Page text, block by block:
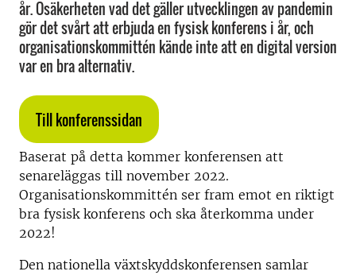
år. Osäkerheten vad det gäller utvecklingen av pandemin
gör det svårt att erbjuda en fysisk konferens i år, och
organisationskommittén kände inte att en digital version
var en bra alternativ.
Till konferenssidan
Baserat på detta kommer konferensen att
senareläggas till november 2022.
Organisationskommittén ser fram emot en riktigt
bra fysisk konferens och ska återkomma under
2022!
Den nationella växtskyddskonferensen samlar